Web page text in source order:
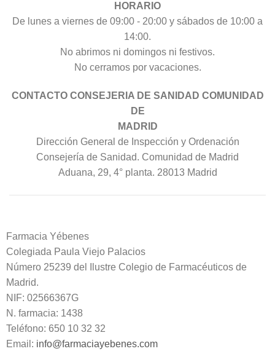
HORARIO
De lunes a viernes de 09:00 - 20:00 y sábados de 10:00 a
14:00.
No abrimos ni domingos ni festivos.
No cerramos por vacaciones.
CONTACTO CONSEJERIA DE SANIDAD COMUNIDAD
DE
MADRID
Dirección General de Inspección y Ordenación
Consejería de Sanidad. Comunidad de Madrid
Aduana, 29, 4° planta. 28013 Madrid
Farmacia Yébenes
Colegiada Paula Viejo Palacios
Número 25239 del Ilustre Colegio de Farmacéuticos de
Madrid.
NIF: 02566367G
N. farmacia: 1438
Teléfono: 650 10 32 32
Email: info@farmaciayebenes.com